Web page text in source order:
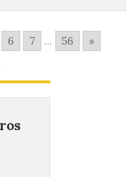
6 7 ... 56 »